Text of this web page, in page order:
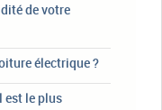
de votre
électrique ?
est le plus